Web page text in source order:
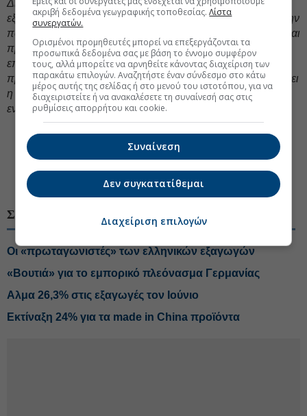
Διαχρονικά ο ΠΣΕ είναι δίπλα στο πλευρό των Ελλήνων
εξαγωγέων και έχει καταθέσει συγκεκριμένες προτάσεις στην
πολιτεία, για την
, αλλά και
προτάσεις με εξειδικευμένα μέτρα για την αποφυγή
επιπτώσεων από την επιβολή δασμών, στα εξαγώγιμα
προϊόντα της χώρας μας. Ιδιαίτερη σημασία οφείλει να δώσει
η Πολιτεία στην άρση των περιορισμών των κρατικών
ενισχύσεων».
#Πανελλήνιος Σύνδεσμος Εξαγωγέων, ΠΣΕ
#Διεθνές εμπόριο, εξαγωγές, εισαγωγές
ΣΧΕΤΙΚΑ ΘΕΜΑΤΑ
Οι «πρωταγωνιστές» των ελληνικών εξαγωγών
«Βουτιά» για το εμπορικό πλεόνασμα Γερμανίας
Αλμα 26,3% στις εξαγωγές τον Ιούνιο
Εκτίναξη 24% για τα made in China προϊόντα
ακριβή δεδομένα γεωγραφικής τοποθεσίας.Λίστα
συνεργατών.
Ορισμένοι προμηθευτές μπορεί να επεξεργάζονται τα
προσωπικά δεδομένα σας με βάση το έννομο συμφέρον
τους, αλλά μπορείτε να αρνηθείτε κάνοντας διαχείριση των
παρακάτω επιλογών. Αναζητήστε έναν σύνδεσμο στο κάτω
μέρος αυτής της σελίδας ή στο μενού του ιστοτόπου, για να
διαχειριστείτε ή να ανακαλέσετε τη συναίνεσή σας στις
ρυθμίσεις απορρήτου και cookie.
Συναίνεση
Δεν συγκατατίθεμαι
Διαχείριση επιλογών